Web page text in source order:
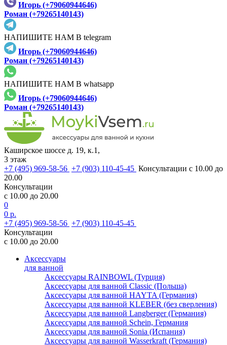
Игорь (+79060944646)
Роман (+79265140143)
НАПИШИТЕ НАМ В telegram
Игорь (+79060944646)
Роман (+79265140143)
НАПИШИТЕ НАМ В whatsapp
Игорь (+79060944646)
Роман (+79265140143)
Каширское шоссе д. 19, к.1,
3 этаж
+7 (495) 969-58-56 +7 (903) 110-45-45 Консультации с 10.00 до
20.00
Консультации
с 10.00 до 20.00
0
0 р.
+7 (495) 969-58-56 +7 (903) 110-45-45
Консультации
с 10.00 до 20.00
Аксессуары
для ванной
Аксессуары RAINBOWL (Турция)
Аксессуары для ванной Classic (Польша)
Аксессуары для ванной HAYTA (Германия)
Аксессуары для ванной KLEBER (без сверления)
Аксессуары для ванной Langberger (Германия)
Аксессуары для ванной Schein, Германия
Аксессуары для ванной Sonia (Испания)
Аксессуары для ванной Wasserkraft (Германия)